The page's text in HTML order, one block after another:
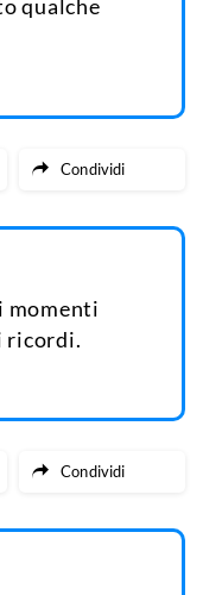
qualche
Condividi
momenti
ricordi.
Condividi